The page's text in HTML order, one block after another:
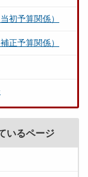
初予算関係）
正予算関係）
いるページ